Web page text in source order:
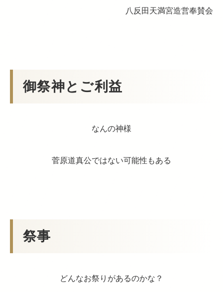
八反田天満宮造営奉賛会
御祭神とご利益
なんの神様
菅原道真公ではない可能性もある
祭事
どんなお祭りがあるのかな？